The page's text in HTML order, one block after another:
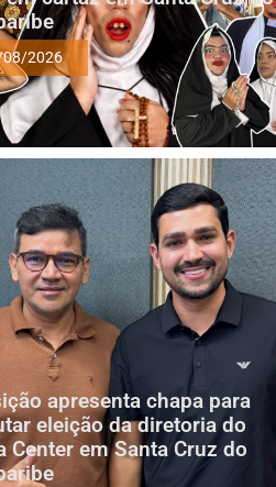
2026
apresenta chapa para
eleição da diretoria do
Center em Santa Cruz do